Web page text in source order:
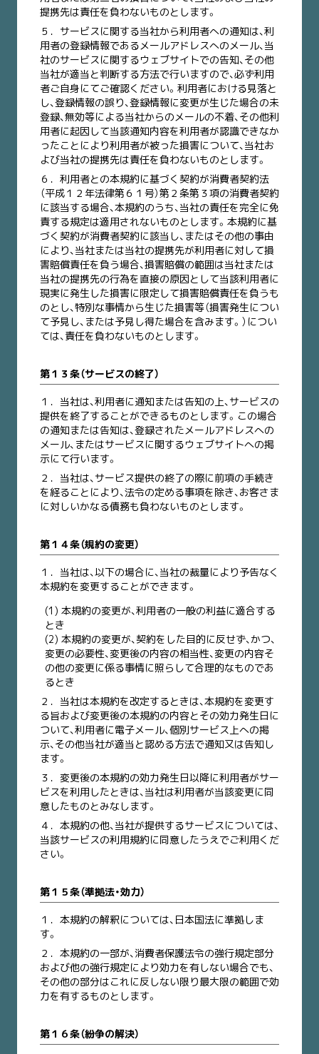
提携先は責任を負わないものとします。
５． サービスに関する当社から利用者への通知は、利
用者の登録情報であるメールアドレスへのメール、当
社のサービスに関するウェブサイトでの告知、その他
当社が適当と判断する方法で行いますので、必ず利用
者ご自身にてご確認ください。利用者における見落と
し、登録情報の誤り、登録情報に変更が生じた場合の未
登録、無効等による当社からのメールの不着、その他利
用者に起因して当該通知内容を利用者が認識できなか
ったことにより利用者が被った損害について、当社お
よび当社の提携先は責任を負わないものとします。
６． 利用者との本規約に基づく契約が消費者契約法
（平成１２年法律第６１号）第２条第３項の消費者契約
に該当する場合、本規約のうち、当社の責任を完全に免
責する規定は適用されないものとします。本規約に基
づく契約が消費者契約に該当し、またはその他の事由
により、当社または当社の提携先が利用者に対して損
害賠償責任を負う場合、損害賠償の範囲は当社または
当社の提携先の行為を直接の原因として当該利用者に
現実に発生した損害に限定して損害賠償責任を負うも
のとし、特別な事情から生じた損害等（損害発生につい
て予見し、または予見し得た場合を含みます。）につい
ては、責任を負わないものとします。
第１３条（サービスの終了）
１． 当社は、利用者に通知または告知の上、サービスの
提供を終了することができるものとします。この場合
の通知または告知は、登録されたメールアドレスへの
メール、またはサービスに関するウェブサイトへの掲
示にて行います。
２． 当社は、サービス提供の終了の際に前項の手続き
を経ることにより、法令の定める事項を除き、お客さま
に対しいかなる債務も負わないものとします。
第１４条（規約の変更）
１． 当社は、以下の場合に、当社の裁量により予告なく
本規約を変更することができます。
(1) 本規約の変更が、利用者の一般の利益に適合する
とき
(2) 本規約の変更が、契約をした目的に反せず、かつ、
変更の必要性、変更後の内容の相当性、変更の内容そ
の他の変更に係る事情に照らして合理的なものであ
るとき
２． 当社は本規約を改定するときは、本規約を変更す
る旨および変更後の本規約の内容とその効力発生日に
ついて、利用者に電子メール、個別サービス上への掲
示、その他当社が適当と認める方法で通知又は告知し
ます。
３． 変更後の本規約の効力発生日以降に利用者がサー
ビスを利用したときは、当社は利用者が当該変更に同
意したものとみなします。
４． 本規約の他、当社が提供するサービスについては、
当該サービスの利用規約に同意したうえでご利用くだ
さい。
第１５条（準拠法・効力）
１． 本規約の解釈については、日本国法に準拠しま
す。
２． 本規約の一部が、消費者保護法令の強行規定部分
および他の強行規定により効力を有しない場合でも、
その他の部分はこれに反しない限り最大限の範囲で効
力を有するものとします。
第１６条（紛争の解決）